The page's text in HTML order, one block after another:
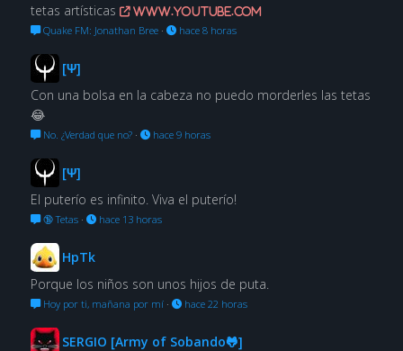
tetas artísticas
www.youtube.com
Quake FM: Jonathan Bree· hace 8 horas
[Ψ]
Con una bolsa en la cabeza no puedo morderles las tetas
😂
No. ¿Verdad que no?· hace 9 horas
[Ψ]
El puterío es infinito. Viva el puterío!
🔞 Tetas· hace 13 horas
HpTk
Porque los niños son unos hijos de puta.
Hoy por ti, mañana por mí· hace 22 horas
SERGIO [Army of Sobando🐸]